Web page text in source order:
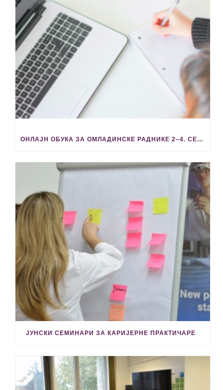
ОНЛАЈН ОБУКА ЗА ОМЛАДИНСКЕ РАДНИКЕ 2‒4. СЕПТЕМБРА 2026. ГОДИНЕ
ЈУНСКИ СЕМИНАРИ ЗА КАРИЈЕРНЕ ПРАКТИЧАРЕ